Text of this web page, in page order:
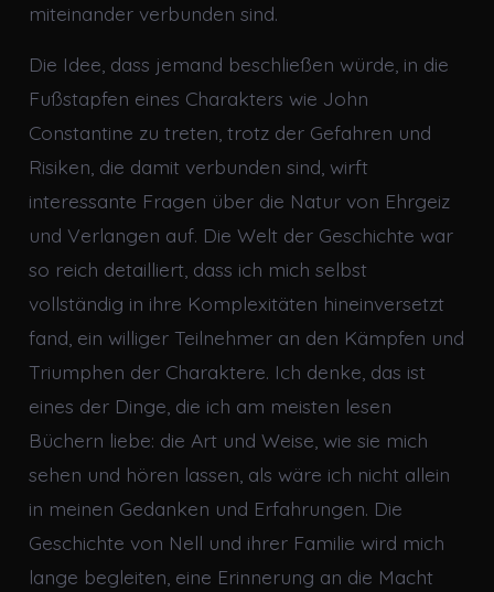
miteinander verbunden sind.
Die Idee, dass jemand beschließen würde, in die
Fußstapfen eines Charakters wie John
Constantine zu treten, trotz der Gefahren und
Risiken, die damit verbunden sind, wirft
interessante Fragen über die Natur von Ehrgeiz
und Verlangen auf. Die Welt der Geschichte war
so reich detailliert, dass ich mich selbst
vollständig in ihre Komplexitäten hineinversetzt
fand, ein williger Teilnehmer an den Kämpfen und
Triumphen der Charaktere. Ich denke, das ist
eines der Dinge, die ich am meisten lesen
Büchern liebe: die Art und Weise, wie sie mich
sehen und hören lassen, als wäre ich nicht allein
in meinen Gedanken und Erfahrungen. Die
Geschichte von Nell und ihrer Familie wird mich
lange begleiten, eine Erinnerung an die Macht